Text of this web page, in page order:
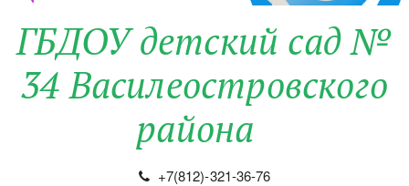
ГБДОУ детский сад №
34 Василеостровского
района
+7(812)-321-36-76